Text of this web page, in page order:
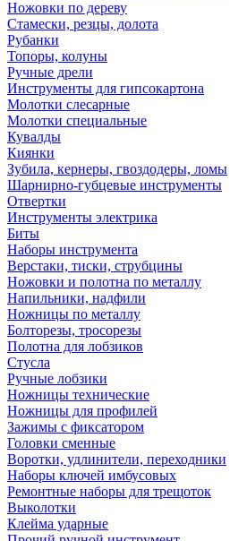
Ножовки по дереву
Стамески, резцы, долота
Рубанки
Топоры, колуны
Ручные дрели
Инструменты для гипсокартона
Молотки слесарные
Молотки специальные
Кувалды
Киянки
Зубила, кернеры, гвоздодеры, ломы
Шарнирно-губцевые инструменты
Отвертки
Инструменты электрика
Биты
Наборы инструмента
Верстаки, тиски, струбцины
Ножовки и полотна по металлу
Напильники, надфили
Ножницы по металлу
Болторезы, тросорезы
Полотна для лобзиков
Стусла
Ручные лобзики
Ножницы технические
Ножницы для профилей
Зажимы с фиксатором
Головки сменные
Воротки, удлинители, переходники
Наборы ключей имбусовых
Ремонтные наборы для трещоток
Выколотки
Клейма ударные